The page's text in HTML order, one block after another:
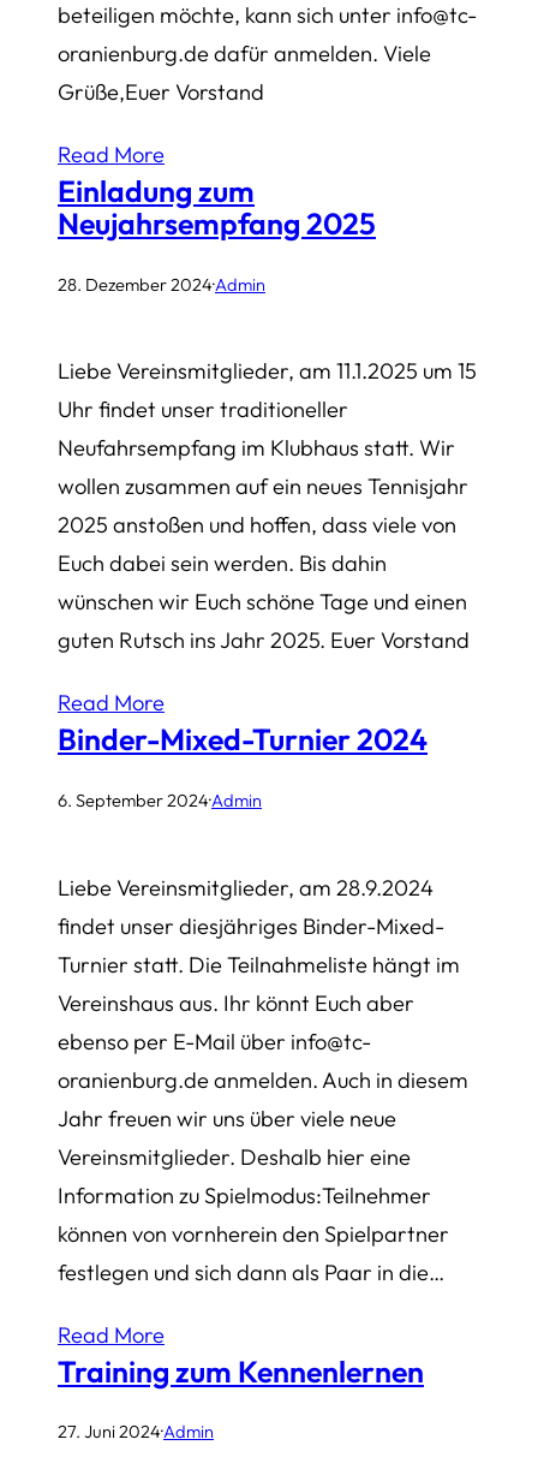
beteiligen möchte, kann sich unter info@tc-
oranienburg.de dafür anmelden. Viele
Grüße,Euer Vorstand
Read More
Einladung zum
Neujahrsempfang 2025
28. Dezember 2024·Admin
Liebe Vereinsmitglieder, am 11.1.2025 um 15
Uhr findet unser traditioneller
Neufahrsempfang im Klubhaus statt. Wir
wollen zusammen auf ein neues Tennisjahr
2025 anstoßen und hoffen, dass viele von
Euch dabei sein werden. Bis dahin
wünschen wir Euch schöne Tage und einen
guten Rutsch ins Jahr 2025. Euer Vorstand
Read More
Binder-Mixed-Turnier 2024
6. September 2024·Admin
Liebe Vereinsmitglieder, am 28.9.2024
findet unser diesjähriges Binder-Mixed-
Turnier statt. Die Teilnahmeliste hängt im
Vereinshaus aus. Ihr könnt Euch aber
ebenso per E-Mail über info@tc-
oranienburg.de anmelden. Auch in diesem
Jahr freuen wir uns über viele neue
Vereinsmitglieder. Deshalb hier eine
Information zu Spielmodus:Teilnehmer
können von vornherein den Spielpartner
festlegen und sich dann als Paar in die…
Read More
Training zum Kennenlernen
27. Juni 2024·Admin